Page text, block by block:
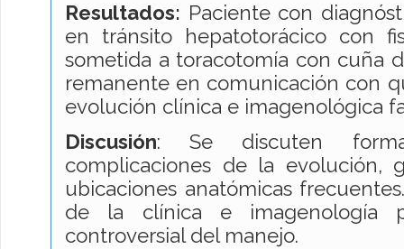
Resultados: Paciente con
en tránsito hepatotorácico con
sometida a toracotomía con cuña
remanente en comunicación con
evolución clínica e imagenológica
Discusión: Se discuten
complicaciones de la evolución,
ubicaciones anatómicas
de la clínica e imagenología
controversial del manejo.